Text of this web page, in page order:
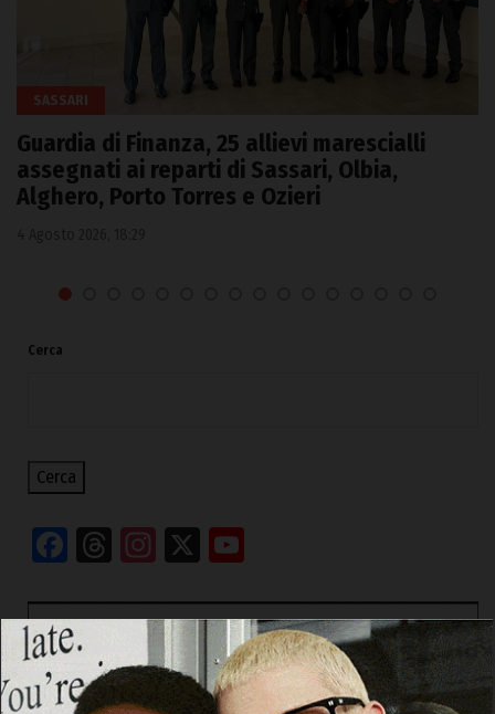
SASSARI
Guardia di Finanza, 25 allievi marescialli
assegnati ai reparti di Sassari, Olbia,
Alghero, Porto Torres e Ozieri
Cerca
Cerca
Facebook
Threads
Instagram
X